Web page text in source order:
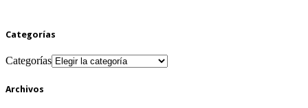
Categorías
Categorías
Archivos